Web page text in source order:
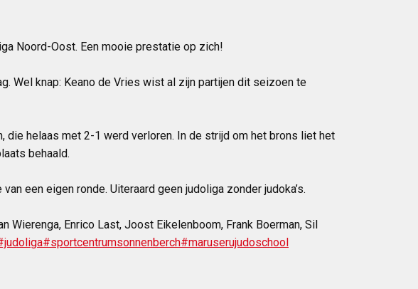
Noord-Oost. Een mooie prestatie op zich!
Wel knap: Keano de Vries wist al zijn partijen dit seizoen te
helaas met 2-1 werd verloren. In de strijd om het brons liet het
behaald.
een eigen ronde. Uiteraard geen judoliga zonder judoka’s.
Wierenga, Enrico Last, Joost Eikelenboom, Frank Boerman, Sil
#sportcentrumsonnenberch#maruserujudoschool